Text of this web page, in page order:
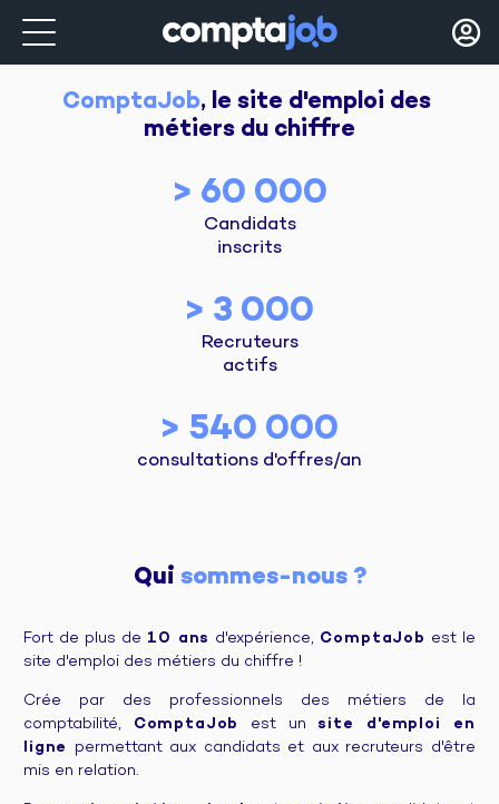
ComptaJob, le site d'emploi des
métiers du chiffre
> 60 000
Candidats
inscrits
> 3 000
Recruteurs
actifs
> 540 000
consultations d'offres/an
Qui sommes-nous ?
Fort de plus de 10 ans d'expérience, ComptaJob est le
site d'emploi des métiers du chiffre !
Crée par des professionnels des métiers de la
comptabilité, ComptaJob est unsite d'emploi en
ligne permettant aux candidats et aux recruteurs d'être
mis en relation.